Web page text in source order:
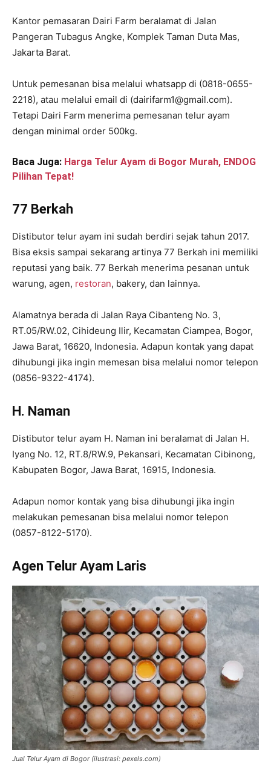
Kantor pemasaran Dairi Farm beralamat di Jalan
Pangeran Tubagus Angke, Komplek Taman Duta Mas,
Jakarta Barat.
Untuk pemesanan bisa melalui whatsapp di (0818-0655-
2218), atau melalui email di (dairifarm1@gmail.com).
Tetapi Dairi Farm menerima pemesanan telur ayam
dengan minimal order 500kg.
Baca Juga: Harga Telur Ayam di Bogor Murah, ENDOG
Pilihan Tepat!
77 Berkah
Distibutor telur ayam ini sudah berdiri sejak tahun 2017.
Bisa eksis sampai sekarang artinya 77 Berkah ini memiliki
reputasi yang baik. 77 Berkah menerima pesanan untuk
warung, agen, restoran, bakery, dan lainnya.
Alamatnya berada di Jalan Raya Cibanteng No. 3,
RT.05/RW.02, Cihideung Ilir, Kecamatan Ciampea, Bogor,
Jawa Barat, 16620, Indonesia. Adapun kontak yang dapat
dihubungi jika ingin memesan bisa melalui nomor telepon
(0856-9322-4174).
H. Naman
Distibutor telur ayam H. Naman ini beralamat di Jalan H.
Iyang No. 12, RT.8/RW.9, Pekansari, Kecamatan Cibinong,
Kabupaten Bogor, Jawa Barat, 16915, Indonesia.
Adapun nomor kontak yang bisa dihubungi jika ingin
melakukan pemesanan bisa melalui nomor telepon
(0857-8122-5170).
Agen Telur Ayam Laris
Jual Telur Ayam di Bogor (ilustrasi: pexels.com)